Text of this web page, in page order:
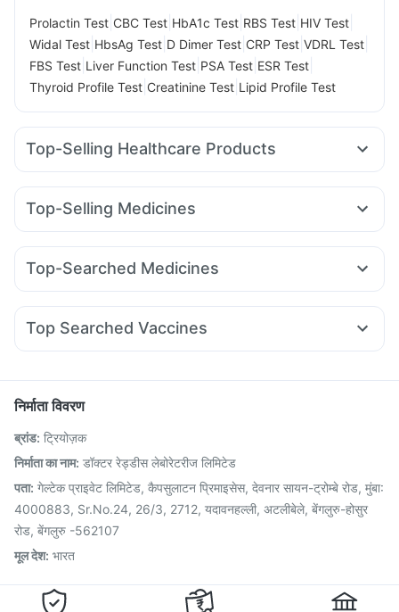
Prolactin Test CBC Test HbA1c Test RBS Test HIV Test
Widal Test HbsAg Test D Dimer Test CRP Test VDRL Test
FBS Test Liver Function Test PSA Test ESR Test
Thyroid Profile Test Creatinine Test Lipid Profile Test
Top-Selling Healthcare Products
Unwanted 72 Prega News Pregnancy Test Kit
Supradyn Daily Multivitamin
Himalaya Himcolin Gel
Himalaya Liv.52 Ds
Cystone Tablet
Cremaffin Syrup Evion 400 mg
Top-Selling Medicines
Montair LC Yurpeak 5mg Yurpeak 10mg Wegovy 0.25mg
Pantocid DSR Mounjaro 7.5mg Amoxyclav 625
Orofer XT
Top-Searched Medicines
Dolo 650 Pan 40mg Zerodol Sp Nexpro Rd 40mg
Udiliv 300mg Primolut N Karvol Plus
Pan D
Top Searched Vaccines
Hexaxim Injection Pneumovax 23 Vaccine
Biovac A Vaccine
Pneumovax 23 Injection
Vaxiflu 2025-2026 Vaccine Havrix 720 Junior Vaccine
Gardasil 9 Pre Injection Nukovax 13 Vaccine
Influvac Tetra Vaccine
निर्माता विवरण
ब्रांड: ट्रियोज़क
निर्माता का नाम: डॉक्टर रेड्डीस लेबोरेटरीज लिमिटेड
पता: गेल्टेक प्राइवेट लिमिटेड, कैपसुलाटन प्रिमाइसेस, देवनार सायन-ट्रोम्बे रोड, मुंबा:
4000883, Sr.No.24, 26/3, 2712, यदावनहल्ली, अटलीबेले, बेंगलुरु-होसुर
रोड, बेंगलुरु -562107
मूल देश: भारत